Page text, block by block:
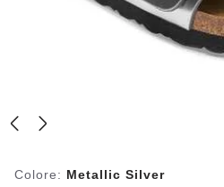
Colore: Metallic Silver